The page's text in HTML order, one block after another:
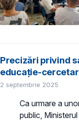
Precizări privind
educație-
2 septembrie 2025
Ca urmare a
public,